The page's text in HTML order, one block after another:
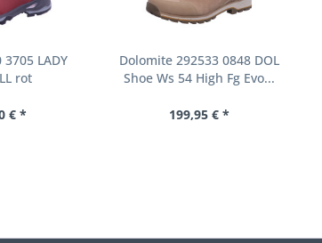
LADY
rot
€ *
Dolomite 292533 0848 DOL
Shoe Ws 54 High Fg Evo...
199,95 € *